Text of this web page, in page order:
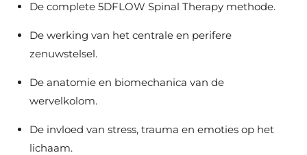
De complete 5DFLOW Spinal Therapy methode.
De werking van het centrale en perifere
zenuwstelsel.
De anatomie en biomechanica van de
wervelkolom.
De invloed van stress, trauma en emoties op het
lichaam.